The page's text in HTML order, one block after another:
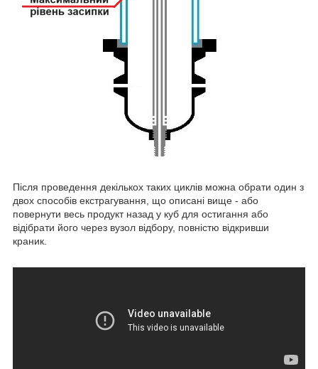
Після проведення декількох таких циклів можна обрати один з
двох способів екстрагування, що описані вище - або
повернути весь продукт назад у куб для остигання або
відібрати його через вузол відбору, повністю відкривши
краник.